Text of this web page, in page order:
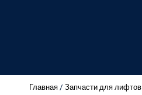
Главная / Запчасти для лифтов